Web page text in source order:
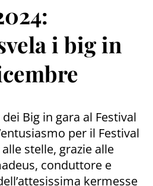
i big in
Big in gara al Festival
per il Festival
stelle, grazie alle
conduttore e
kermesse